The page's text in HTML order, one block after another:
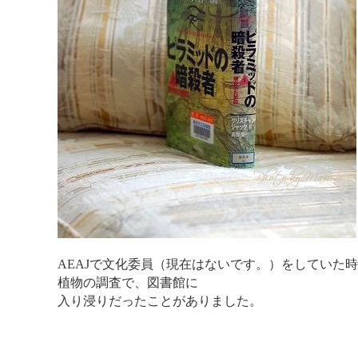
AEAJで文化委員（現在はないです。）をしていた
植物の調査で、図書館に
入り浸りだったことがありました。